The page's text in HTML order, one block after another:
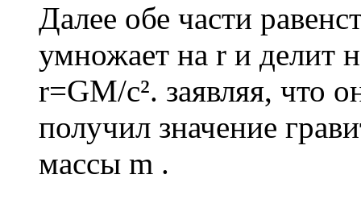
Далее обе части
умножает на r и делит
r=GM/c². заявляя, что
получил значение
массы m .